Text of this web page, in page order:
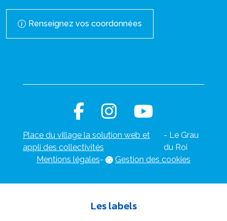
Renseignez vos coordonnées
Place du village la solution web et
appli des collectivités
- Le Grau
du Roi
Mentions légales- Gestion des cookies
Les labels